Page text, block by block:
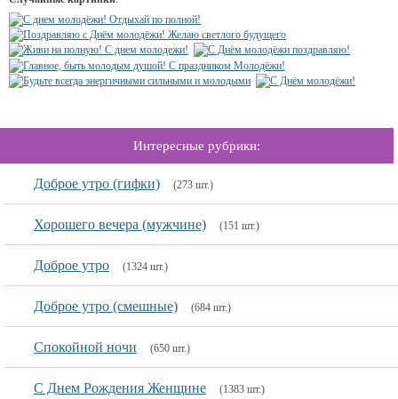
Интересные рубрики:
Доброе утро (гифки) (273 шт.)
Хорошего вечера (мужчине) (151 шт.)
Доброе утро (1324 шт.)
Доброе утро (смешные) (684 шт.)
Спокойной ночи (650 шт.)
С Днем Рождения Женщине (1383 шт.)